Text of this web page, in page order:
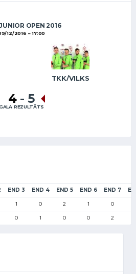
OPEN 2016
12/2016 17:00
TKK/VILKS
4 - 5
REZULTĀTS
END 3 END 4 END 5 END 6 END 7
1 0 2 1 0
0 1 0 0 2